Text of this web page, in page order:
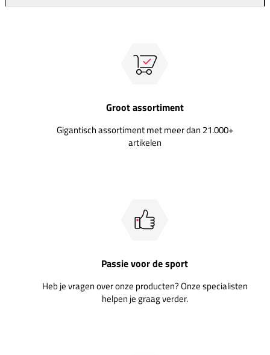
Groot assortiment
Gigantisch assortiment met meer dan 21.000+
artikelen
Passie voor de sport
Heb je vragen over onze producten? Onze specialisten
helpen je graag verder.